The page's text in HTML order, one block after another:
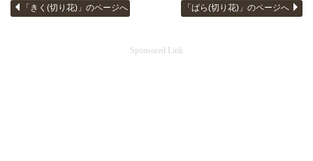
「きく(切り花)」のページへ 「ばら(切り花)」のページへ
Sponsored Link